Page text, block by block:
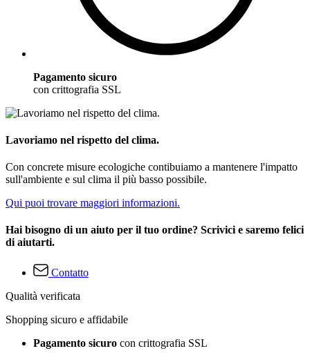
Pagamento sicuro
con crittografia SSL
Lavoriamo nel rispetto del clima.
Con concrete misure ecologiche contibuiamo a mantenere l'impatto
sull'ambiente e sul clima il più basso possibile.
Qui puoi trovare maggiori informazioni.
Hai bisogno di un aiuto per il tuo ordine? Scrivici e saremo felici
di aiutarti.
Contatto
Qualità verificata
Shopping sicuro e affidabile
Pagamento sicuro con crittografia SSL